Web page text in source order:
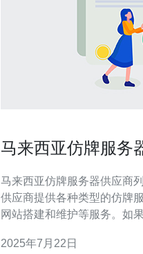
马来西亚仿牌服务
马来西亚仿牌服务器供应商列表 在马来西亚，仿牌
供应商提供各种类型的仿牌
网站搭建和维护等服务。如
来西亚知名的仿牌服务器供
2025年7月22日